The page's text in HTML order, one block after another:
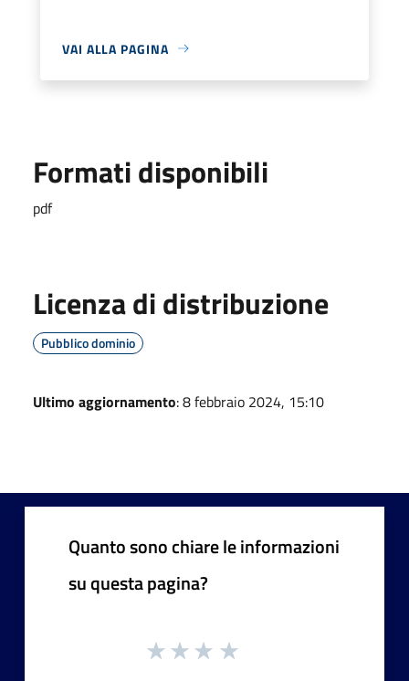
VAI ALLA PAGINA
Formati disponibili
pdf
Licenza di distribuzione
Pubblico dominio
Ultimo aggiornamento: 8 febbraio 2024, 15:10
Quanto sono chiare le informazioni
su questa pagina?